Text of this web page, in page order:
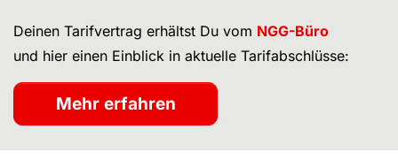
Deinen Tarifvertrag erhältst Du vom NGG-Büro
und hier einen Einblick in aktuelle Tarifabschlüsse:
Mehr erfahren